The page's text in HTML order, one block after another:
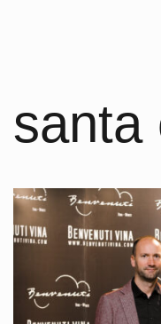
santa